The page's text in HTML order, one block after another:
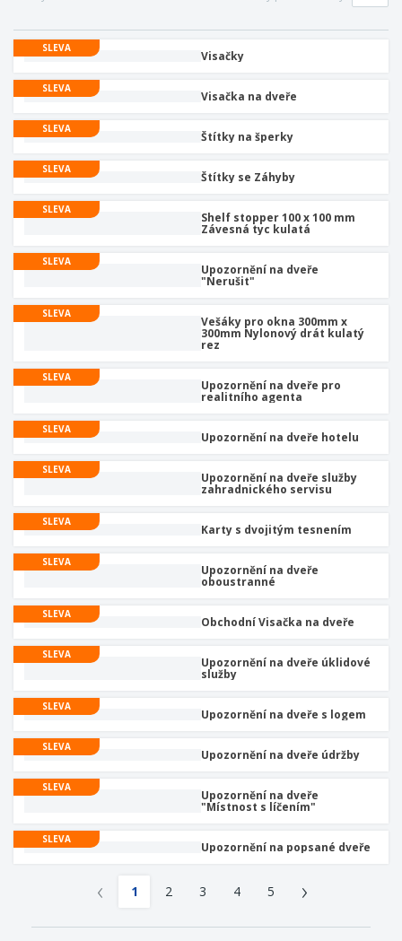
v
o
v
l
é
k
p
o
r
e
b
y
e
c
e
n
í
O
b
N
a
p
o
v
e
t
a
t
V
š
y
p
o
d
t
y
Přihlásit se
Registrovat
servis
SLEVA
Visačky
SLEVA
Visačka na dveře
SLEVA
Štítky na šperky
SLEVA
Štítky se Záhyby
SLEVA
Shelf stopper 100 x 100 mm
Závesná tyc kulatá
SLEVA
Upozornění na dveře
"Nerušit"
SLEVA
Vešáky pro okna 300mm x
300mm Nylonový drát kulatý
rez
SLEVA
Upozornění na dveře pro
realitního agenta
SLEVA
Upozornění na dveře hotelu
SLEVA
Upozornění na dveře služby
zahradnického servisu
SLEVA
Karty s dvojitým tesnením
SLEVA
Upozornění na dveře
oboustranné
SLEVA
Obchodní Visačka na dveře
SLEVA
Upozornění na dveře úklidové
služby
SLEVA
Upozornění na dveře s logem
SLEVA
Upozornění na dveře údržby
SLEVA
Upozornění na dveře
"Místnost s líčením"
SLEVA
Upozornění na popsané dveře
‹ 1 2 3 4 5 ›